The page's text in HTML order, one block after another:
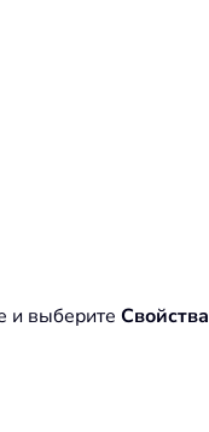
и выберите Свойства